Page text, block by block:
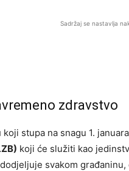
Sadržaj se nastavlja
zdravstvo
stupa na snagu 1.
koji će služiti kao
svakom